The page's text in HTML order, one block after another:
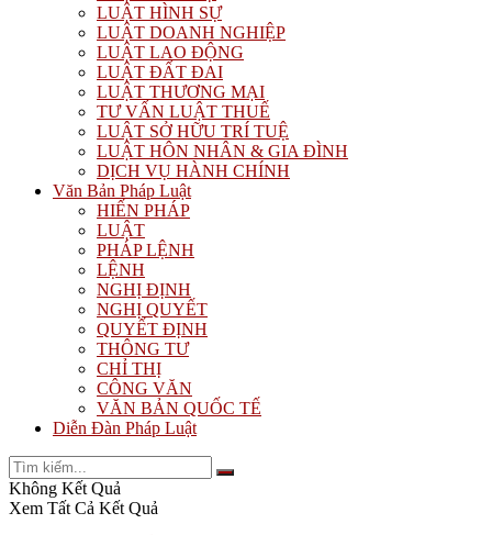
LUẬT HÌNH SỰ
LUẬT DOANH NGHIỆP
LUẬT LAO ĐỘNG
LUẬT ĐẤT ĐAI
LUẬT THƯƠNG MẠI
TƯ VẤN LUẬT THUẾ
LUẬT SỞ HỮU TRÍ TUỆ
LUẬT HÔN NHÂN & GIA ĐÌNH
DỊCH VỤ HÀNH CHÍNH
Văn Bản Pháp Luật
HIẾN PHÁP
LUẬT
PHÁP LỆNH
LỆNH
NGHỊ ĐỊNH
NGHỊ QUYẾT
QUYẾT ĐỊNH
THÔNG TƯ
CHỈ THỊ
CÔNG VĂN
VĂN BẢN QUỐC TẾ
Diễn Đàn Pháp Luật
Không Kết Quả
Xem Tất Cả Kết Quả